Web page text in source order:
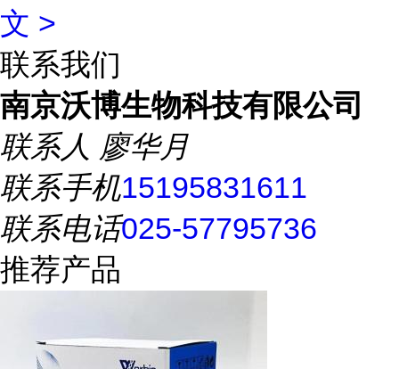
文 >
联系我们
南京沃博生物科技有限公司
联系人 廖华月
联系手机15195831611
联系电话025-57795736
推荐产品